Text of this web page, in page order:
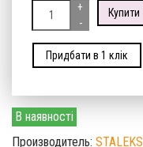
+
-
Купити
Придбати в 1 клік
В наявності
Производитель: STALEKS